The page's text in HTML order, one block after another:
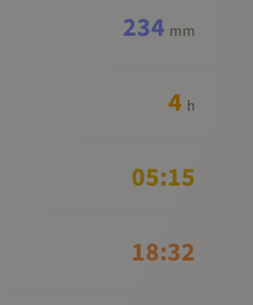
234 mm
4 h
05:15
18:32